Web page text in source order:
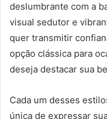
deslumbrante com a
visual sedutor e
quer transmitir
opção clássica para
deseja destacar sua
Cada um desses
única de expressar